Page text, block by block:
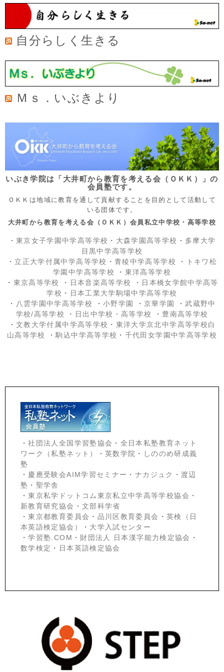
自分らしく生きる
Ｍｓ．いぶきより
いぶき学院は「大井町から教育を考える会（ＯＫＫ）」の
会員塾です。
ＯＫＫは地域に教育を通して貢献することを目的として活動して
いる団体です。
大井町から教育を考える会（ＯＫＫ）会員私立中学校・高等学校
・ 東京女子学園中学高等学校 ・ 大森学園高等学校 ・ 多摩大学
目黒中学高等学校
・ 立正大学付属中学高等学校 ・ 青稜中学高等学校 ・
トキワ松
学園中学高等学校
・ 東洋高等学校
・ 東京高等学校 ・ 日本音楽高等学校 ・ 日本橋女学館中学高等
学校 ・
日本工業大学駒場中学高等学校
・ 八雲学園中学高等学校 ・ 小野学園 ・京華学園 ・武蔵野中
学校/高等学校
・ 日出中学校 ・高等学校 ・ 豊南高等学校
・ 文教大学付属中学高等学校 ・ 東洋大学京北中学高等学校白
山高等学校
・駒込中学高等学校 ・ 千代田女学園中学高等学校
・社団法人全国学習塾協会 ・ 全日本私塾教育ネット
ワーク（私塾ネット）
・ 英数学院 ・
しののめ研成義
塾
・ 慶應受験会AIM学習セミナー ・ ナカジュク ・ 渡辺
塾 ・ 聖学舎
・東京私学ドットコム東京私立中学高等学校協会 ・
新教育研究協会 ・ 文部科学省
・東京都教育委員会 ・ 品川区教育委員会 ・ 英検（日
本英語検定協会）
・ 大学入試センター
・学習塾.COM ・ 財団法人 日本漢字能力検定協会 ・
数学検定 ・ 日本英語検定協会